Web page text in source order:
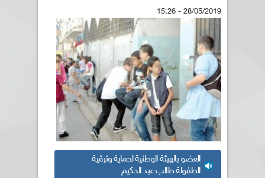
28/05/2019 - 15:26
العضو بالهيئة الوطنية لحماية وترقية
الطفولة طالب عبد الحكيم